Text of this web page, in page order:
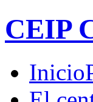
CEIP
Inicio